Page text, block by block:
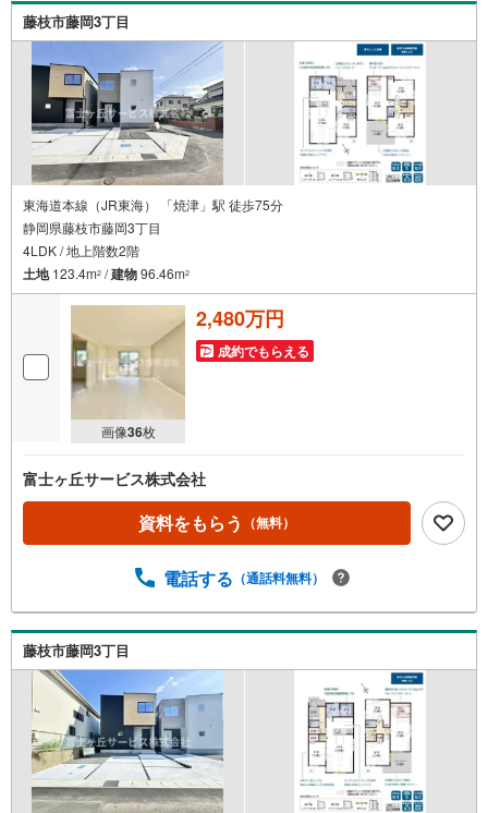
藤枝市藤岡3丁目
東海道本線（JR東海） 「焼津」駅 徒歩75分
静岡県藤枝市藤岡3丁目
4LDK / 地上階数2階
土地123.4m2 /建物96.46m2
画像36枚
2,480万円
成約でもらえる
富士ヶ丘サービス株式会社
資料をもらう （無料）
電話する （通話料無料）
藤枝市藤岡3丁目